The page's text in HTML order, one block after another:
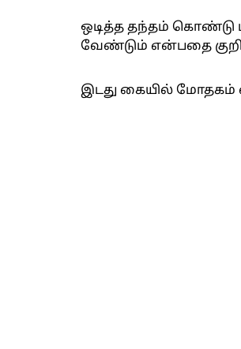
ஒடித்த தந்தம் கொண்டு
வேண்டும் என்பதை
இடது கையில்